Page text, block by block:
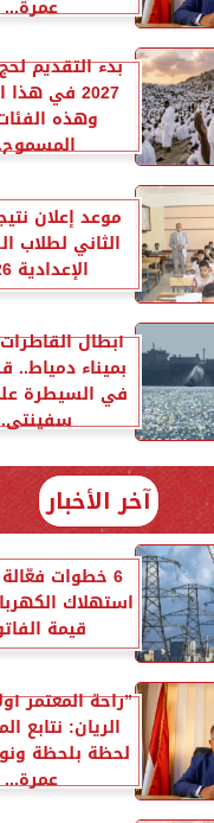
عمرة...
بدء التقديم
2027 في
وهذه
موعد إعلان
الثاني لطلاب
الإعدادية 2026
أبطال
بميناء دمياط..
في السيطرة
آخر الأخبار
6 خطوات
استهلاك
قيمة
”راحة المعتمر
الريان: نتابع
لحظة بلحظة
عمرة...